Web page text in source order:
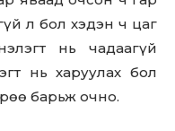
л бол хэдэн ч цаг
нь чадаагүй
нь харуулах бол
барьж очно.